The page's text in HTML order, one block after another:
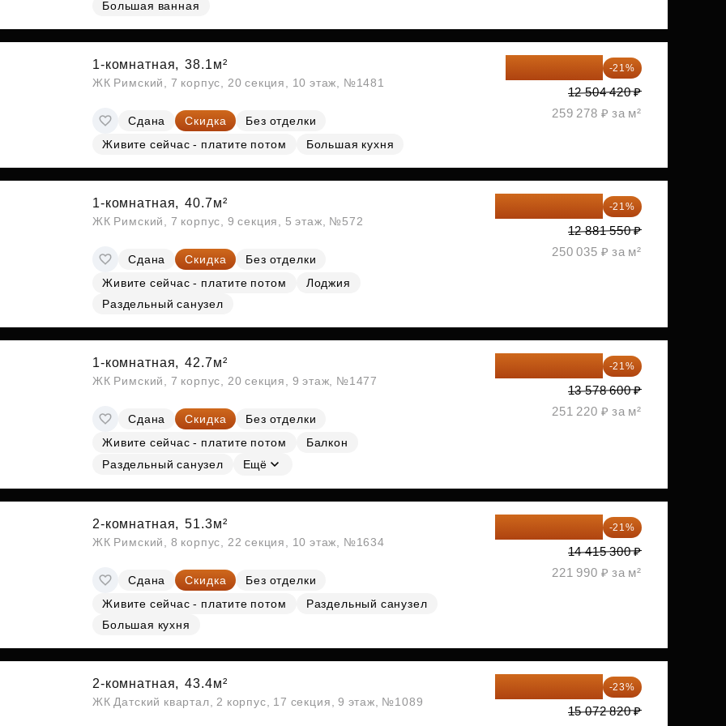
СубсидииБольшая ванная
1-комнатная, 38.1м²
ЖК Римский, 7 корпус, 20 секция, 10 этаж, №1481
Сдана Скидка
Без отделки
Живите сейчас - платите потом
Большая кухня
-21%
12 504 420 ₽
259 278 ₽ за м²
1-комнатная, 40.7м²
ЖК Римский, 7 корпус, 9 секция, 5 этаж, №572
Сдана Скидка
Без отделки
Живите сейчас - платите потом
Лоджия
Раздельный санузел
-21%
12 881 550 ₽
250 035 ₽ за м²
1-комнатная, 42.7м²
ЖК Римский, 7 корпус, 20 секция, 9 этаж, №1477
Сдана Скидка
Без отделки
Живите сейчас - платите потом
Балкон
Раздельный санузел
Ещё
-21%
13 578 600 ₽
251 220 ₽ за м²
2-комнатная, 51.3м²
ЖК Римский, 8 корпус, 22 секция, 10 этаж, №1634
Сдана Скидка
Без отделки
Живите сейчас - платите потом
Раздельный санузел
Большая кухня
-21%
14 415 300 ₽
221 990 ₽ за м²
2-комнатная, 43.4м²
ЖК Датский квартал, 2 корпус, 17 секция, 9 этаж, №1089
-23%
15 072 820 ₽